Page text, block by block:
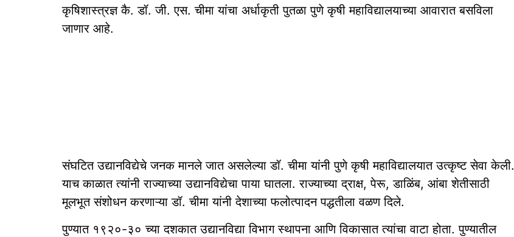
कृषिशास्त्रज्ञ कै. डॉ. जी. एस. चीमा यांचा अर्धाकृती पुतळा पुणे कृषी महाविद्यालयाच्या आवारात बसविला
जाणार आहे.
संघटित उद्यानविद्येचे जनक मानले जात असलेल्या डॉ. चीमा यांनी पुणे कृषी महाविद्यालयात उत्कृष्ट सेवा केली.
याच काळात त्यांनी राज्याच्या उद्यानविद्येचा पाया घातला. राज्याच्या द्राक्ष, पेरू, डाळिंब, आंबा शेतीसाठी
मूलभूत संशोधन करणाऱ्या डॉ. चीमा यांनी देशाच्या फलोत्पादन पद्धतीला वळण दिले.
पुण्यात १९२०-३० च्या दशकात उद्यानविद्या विभाग स्थापना आणि विकासात त्यांचा वाटा होता. पुण्यातील